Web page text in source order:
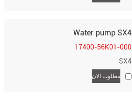
Water pump SX4
17400-56K01-000
SX4
مطلوب الان